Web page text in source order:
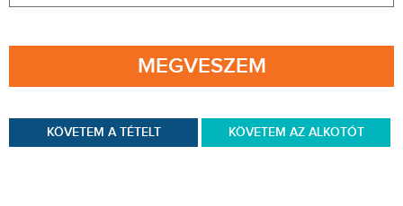
MEGVESZEM
KÖVETEM A TÉTELT KÖVETEM AZ ALKOTÓT